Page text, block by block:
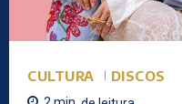
CULTURA DISCOS